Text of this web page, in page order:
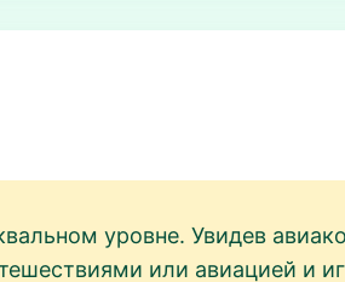
уровне. Увидев
или авиацией и